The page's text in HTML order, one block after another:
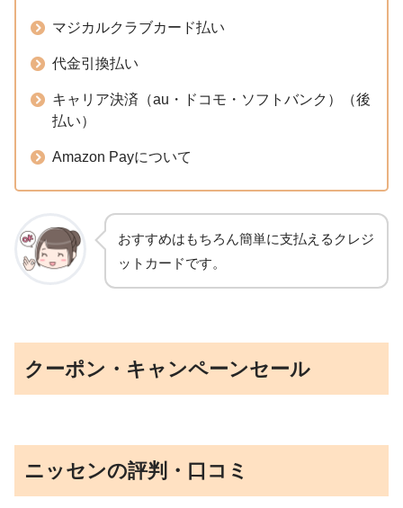
マジカルクラブカード払い
代金引換払い
キャリア決済（au・ドコモ・ソフトバンク）（後
払い）
Amazon Payについて
おすすめはもちろん簡単に支払えるクレジ
ットカードです。
クーポン・キャンペーンセール
ニッセンの評判・口コミ